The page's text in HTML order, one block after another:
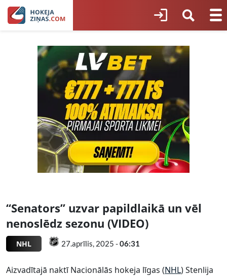
“Senators” uzvar papildlaikā un vēl
nenoslēdz sezonu (VIDEO)
NHL 27.aprīlis, 2025 -06:31
Aizvadītajā naktī Nacionālās hokeja līgas (NHL) Stenlija